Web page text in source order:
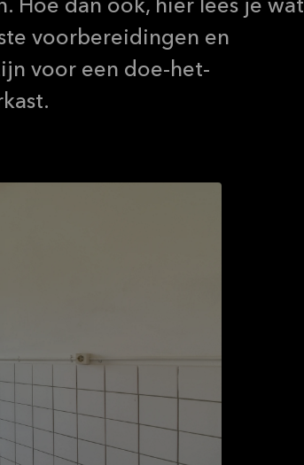
Hoe dan ook, hier lees je wat
voorbereidingen en
voor een doe-het-